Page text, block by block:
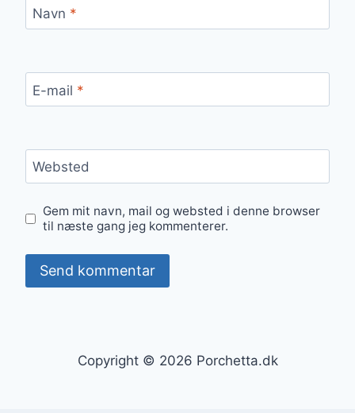
Navn *
E-mail *
Websted
Gem mit navn, mail og websted i denne browser
til næste gang jeg kommenterer.
Copyright © 2026 Porchetta.dk